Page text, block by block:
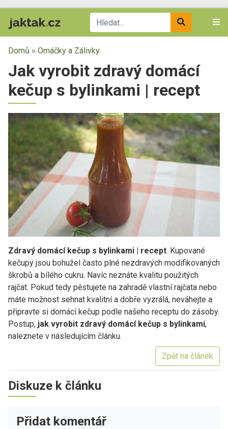
Domů » Omáčky a Zálivky
Jak vyrobit zdravý domácí
kečup s bylinkami | recept
Zdravý domácí kečup s bylinkami | recept. Kupované
kečupy jsou bohužel často plné nezdravých modifikovaných
škrobů a bílého cukru. Navíc neznáte kvalitu použitých
rajčat. Pokud tedy pěstujete na zahradě vlastní rajčata nebo
máte možnost sehnat kvalitní a dobře vyzrálá, neváhejte a
připravte si domácí kečup podle našeho receptu do zásoby.
Postup, jak vyrobit zdravý domácí kečup s bylinkami,
naleznete v následujícím článku.
Zpět na článek
Diskuze k článku
Přidat komentář